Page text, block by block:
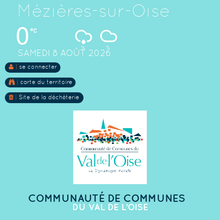
Mézières-sur-Oise
0 % %
SAMEDI 8 AOÛT 2026
se connecter
carte du territoire
Site de la déchèterie
COMMUNAUTÉ DE COMMUNES
DU VAL DE L’OISE